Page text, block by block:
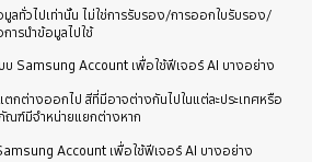
ลทั่วไปเท่านั้น ไม่ใช่การรับรอง/การออกใบรับรอง/
ารนำข้อมูลไปใช้
บ Samsung Account เพื่อใช้ฟีเจอร์ AI บางอย่าง
กต่างออกไป สีที่มีอาจต่างกันไปในแต่ละประเทศหรือ
ณฑ์มีจำหน่ายแยกต่างหาก
Account เพื่อใช้ฟีเจอร์ AI บางอย่าง